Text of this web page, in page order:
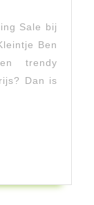
Sale bij
Ben
trendy
Dan is